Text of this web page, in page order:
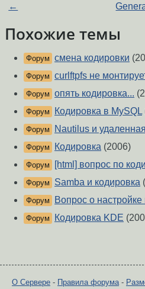
←
Похожие темы
Форум смена кодировки
Форум curlftpfs не
Форум опять кодировка...
Форум Кодировка в MySQL
Форум Nautilus и
Форум Кодировка (2006)
Форум [html] вопрос по
Форум Samba и кодировка
Форум Вопрос о настройке
Форум Кодировка KDE
О Сервере - Правила форума-